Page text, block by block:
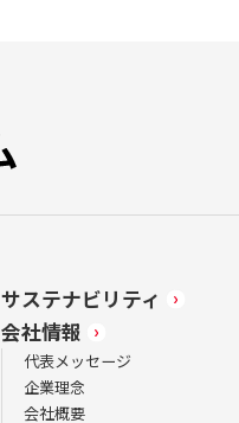
サステナビリティ
会社情報
代表メッセージ
企業理念
会社概要